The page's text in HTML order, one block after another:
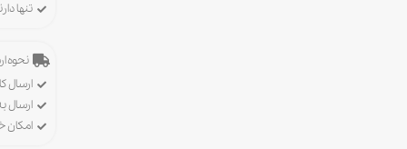
تنها
نحوه
ارسال
ارسال
امکان